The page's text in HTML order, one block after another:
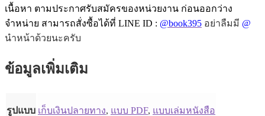
เนื้อหา ตามประกาศรับสมัครของหน่วยงาน ก่อนออกว่าง
จำหน่าย สามารถสั่งซื้อได้ที่ LINE ID : @book395 อย่าลืมมี @
นำหน้าด้วยนะครับ
ข้อมูลเพิ่มเติม
รูปแบบ เก็บเงินปลายทาง, แบบ PDF, แบบเล่มหนังสือ